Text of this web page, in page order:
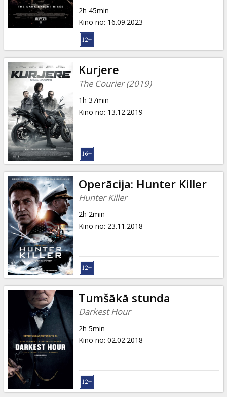
2h 45min
Kino no: 16.09.2023
Kurjere
The Courier (2019)
1h 37min
Kino no: 13.12.2019
Operācija: Hunter Killer
Hunter Killer
2h 2min
Kino no: 23.11.2018
Tumšākā stunda
Darkest Hour
2h 5min
Kino no: 02.02.2018